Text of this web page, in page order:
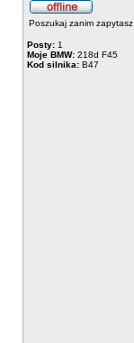
Poszukaj zanim zapytasz
Posty: 1
Moje BMW: 218d F45
Kod silnika: B47